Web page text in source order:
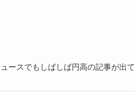
ースでもしばしば円高の記事が出て